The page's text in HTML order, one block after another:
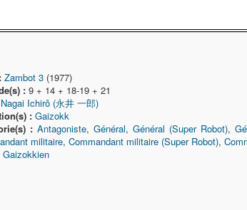
Zambot 3 (1977)
: 9 + 14 + 18-19 + 21
Nagai Ichirô (永井 一郎)
: Gaizokk
: Antagoniste,Général, Général (Super Robot),
militaire,Commandant militaire (Super Robot),
Gaizokkien